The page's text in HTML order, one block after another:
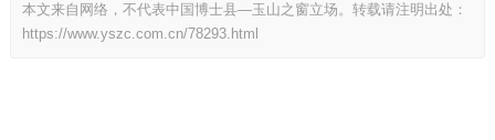
本文来自网络，不代表中国博士县—玉山之窗立场。转载请注明出处：
https://www.yszc.com.cn/78293.html